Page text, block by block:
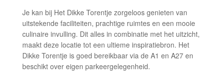
Je kan bij Het Dikke Torentje zorgeloos genieten van
uitstekende faciliteiten, prachtige ruimtes en een mooie
culinaire invulling. Dit alles in combinatie met het uitzicht,
maakt deze locatie tot een ultieme inspiratiebron. Het
Dikke Torentje is goed bereikbaar via de A1 en A27 en
beschikt over eigen parkeergelegenheid.